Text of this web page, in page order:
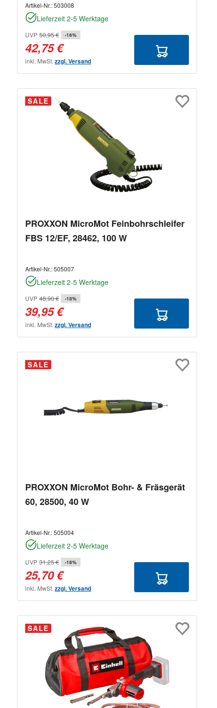
Artikel-Nr.:503008
Lieferzeit 2-5 Werktage
UVP 50,95 € -16%
42,75 €
inkl. MwSt. zzgl. Versand
SALE
PROXXON MicroMot Feinbohrschleifer
FBS 12/EF, 28462, 100 W
Artikel-Nr.:505007
Lieferzeit 2-5 Werktage
UVP 48,90 € -18%
39,95 €
inkl. MwSt. zzgl. Versand
SALE
PROXXON MicroMot Bohr- & Fräsgerät
60, 28500, 40 W
Artikel-Nr.:505004
Lieferzeit 2-5 Werktage
UVP 31,25 € -18%
25,70 €
inkl. MwSt. zzgl. Versand
SALE